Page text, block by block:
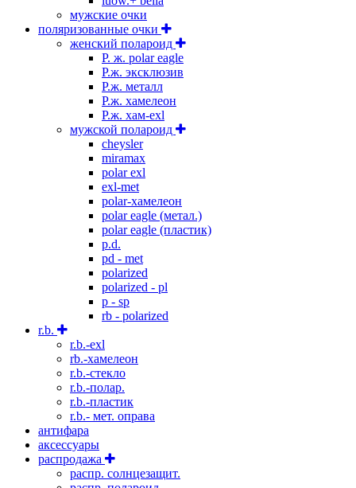
мужские очки
поляризованные очки
женский полароид
P. ж. polar eagle
P.ж. эксклюзив
Р.ж. металл
P.ж. хамелеон
Р.ж. хам-exl
мужской полароид
cheysler
miramax
polar exl
exl-met
polar-хамелеон
polar eagle (метал.)
polar eagle (пластик)
p.d.
pd - met
polarized
polarized - pl
p - sp
rb - polarized
r.b.
r.b.-exl
rb.-хамелеон
r.b.-стекло
r.b.-полар.
r.b.-пластик
r.b.- мет. оправа
антифара
аксессуары
распродажа
распр. солнцезащит.